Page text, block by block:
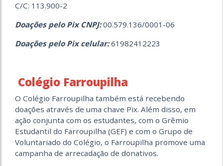
C/C: 113.900-2
Doações pelo Pix CNPJ:00.579.136/0001-06
Doações pelo Pix celular:61982412223
Colégio Farroupilha
O Colégio Farroupilha também está recebendo
doações através de uma chave Pix. Além disso, em
ação conjunta com os estudantes, com o Grêmio
Estudantil do Farroupilha (GEF) e com o Grupo de
Voluntariado do Colégio, o Farroupilha promove uma
campanha de arrecadação de donativos.